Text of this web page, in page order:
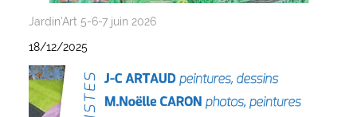
Jardin'Art 5-6-7 juin 2026
18/12/2025